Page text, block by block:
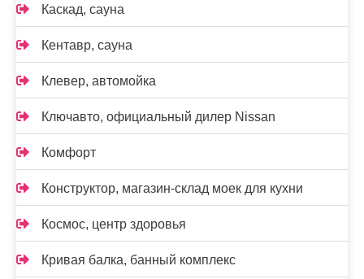
Каскад, сауна
Кентавр, сауна
Клевер, автомойка
Ключавто, официальный дилер Nissan
Комфорт
Конструктор, магазин-склад моек для кухни
Космос, центр здоровья
Кривая балка, банный комплекс